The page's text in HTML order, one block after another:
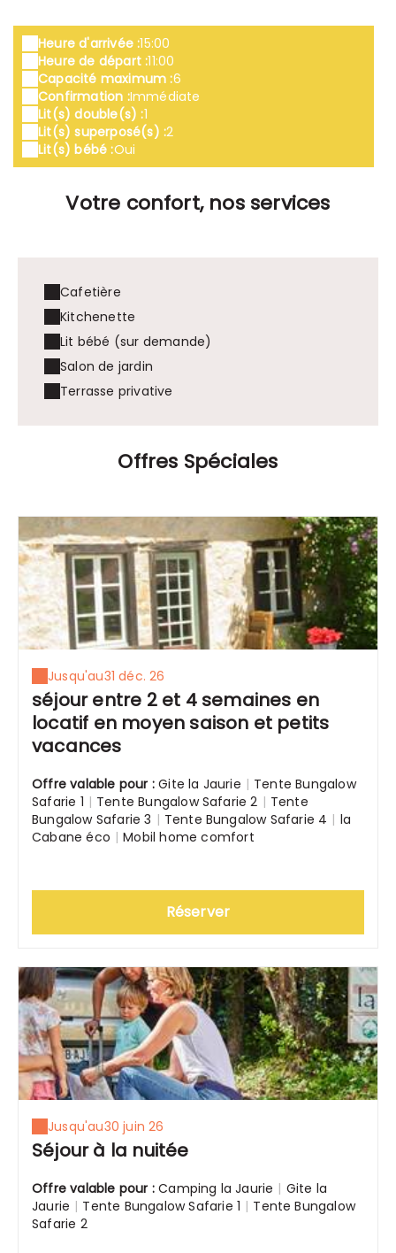
Heure d'arrivée :15:00
Heure de départ :11:00
Capacité maximum :6
Confirmation :Immédiate
Lit(s) double(s) :1
Lit(s) superposé(s) :2
Lit(s) bébé :Oui
Votre confort, nos services
Cafetière
Kitchenette
Lit bébé (sur demande)
Salon de jardin
Terrasse privative
Offres Spéciales
Jusqu'au31 déc. 26
séjour entre 2 et 4 semaines en
locatif en moyen saison et petits
vacances
Offre valable pour :Gite la Jaurie | Tente Bungalow
Safarie 1 | Tente Bungalow Safarie 2 | Tente
Bungalow Safarie 3 | Tente Bungalow Safarie 4 | la
Cabane éco | Mobil home comfort
Réserver
Jusqu'au30 juin 26
Séjour à la nuitée
Offre valable pour :Camping la Jaurie | Gite la
Jaurie | Tente Bungalow Safarie 1 | Tente Bungalow
Safarie 2